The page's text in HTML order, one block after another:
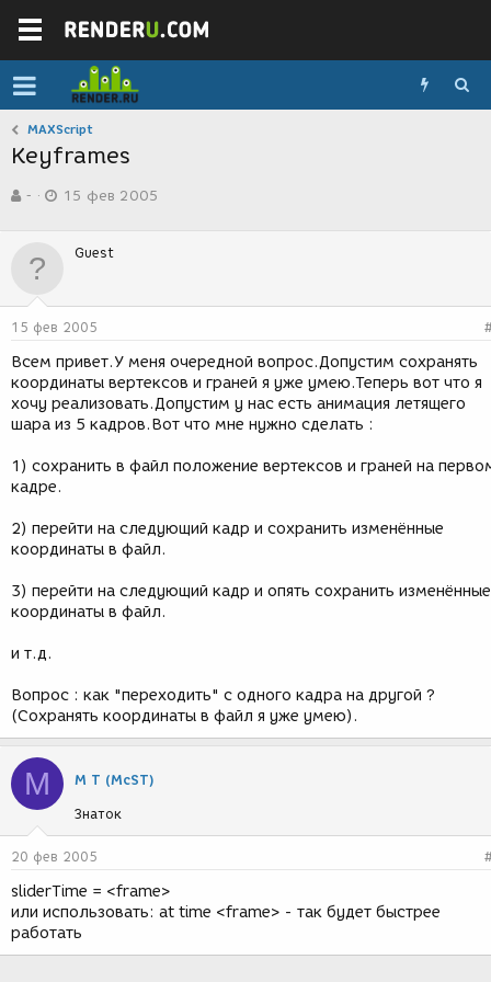
MAXScript
Keyframes
в
р
м
-
а
д
н
и
я
15 фев 2005
Guest
15 фев 2005
Всем привет.У меня очередной вопрос.Допустим сохранять
координаты вертексов и граней я уже умею.Теперь вот что я
хочу реализовать.Допустим у нас есть анимация летящего
шара из 5 кадров.Вот что мне нужно сделать :
1) сохранить в файл положение вертексов и граней на
кадре.
2) перейти на следующий кадр и сохранить изменённые
координаты в файл.
3) перейти на следующий кадр и опять сохранить изменённые
координаты в файл.
и т.д.
Вопрос : как "переходить" с одного кадра на другой ?
(Сохранять координаты в файл я уже умею).
М М Т (McST)
Знаток
20 фев 2005
sliderTime = <frame>
или использовать: at time <frame> - так будет быстрее
работать